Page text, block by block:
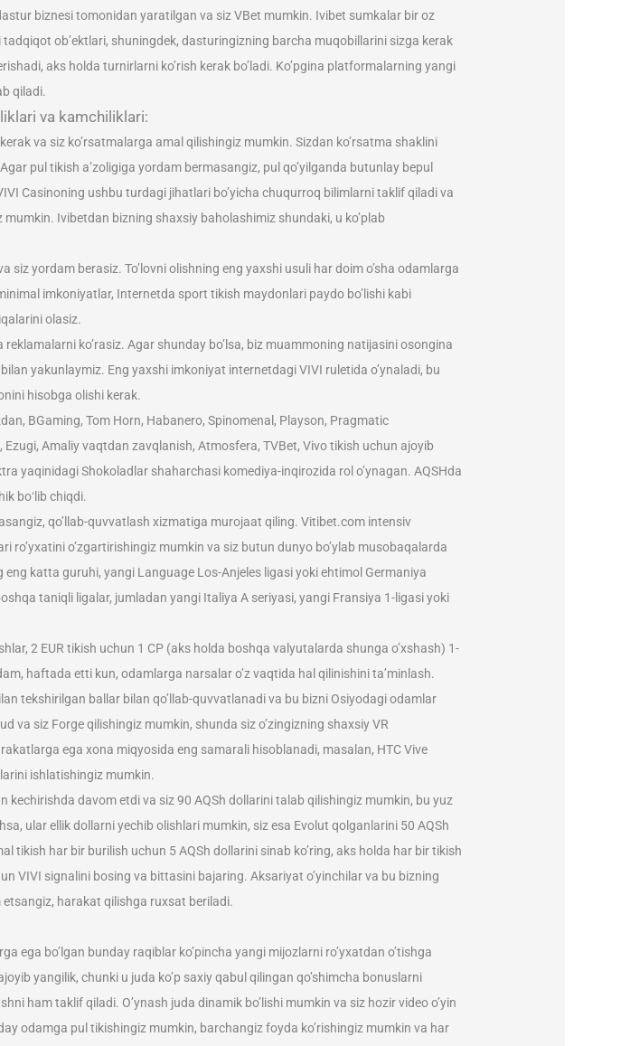
biznesi tomonidan yaratilgan va siz VBet mumkin. Ivibet sumkalar bir oz
ob’ektlari, shuningdek, dasturingizning barcha muqobillarini sizga kerak
aks holda turnirlarni ko’rish kerak bo’ladi. Ko’pgina platformalarning yangi
qiladi.
va kamchiliklari:
va siz ko’rsatmalarga amal qilishingiz mumkin. Sizdan ko’rsatma shaklini
pul tikish a’zoligiga yordam bermasangiz, pul qo’yilganda butunlay bepul
Casinoning ushbu turdagi jihatlari bo’yicha chuqurroq bilimlarni taklif qiladi va
Ivibetdan bizning shaxsiy baholashimiz shundaki, u ko’plab
yordam berasiz. To’lovni olishning eng yaxshi usuli har doim o’sha odamlarga
imkoniyatlar, Internetda sport tikish maydonlari paydo bo’lishi kabi
olasiz.
ko’rasiz. Agar shunday bo’lsa, biz muammoning natijasini osongina
yakunlaymiz. Eng yaxshi imkoniyat internetdagi VIVI ruletida o’ynaladi, bu
hisobga olishi kerak.
BGaming, Tom Horn, Habanero, Spinomenal, Playson, Pragmatic
Amaliy vaqtdan zavqlanish, Atmosfera, TVBet, Vivo tikish uchun ajoyib
yaqinidagi Shokoladlar shaharchasi komediya-inqirozida rol o’ynagan. AQSHda
boʻlib chiqdi.
qo’llab-quvvatlash xizmatiga murojaat qiling. Vitibet.com intensiv
o’zgartirishingiz mumkin va siz butun dunyo bo’ylab musobaqalarda
katta guruhi, yangi Language Los-Anjeles ligasi yoki ehtimol Germaniya
taniqli ligalar, jumladan yangi Italiya A seriyasi, yangi Fransiya 1-ligasi yoki
2 EUR tikish uchun 1 CP (aks holda boshqa valyutalarda shunga o’xshash) 1-
haftada etti kun, odamlarga narsalar o’z vaqtida hal qilinishini ta’minlash.
tekshirilgan ballar bilan qo’llab-quvvatlanadi va bu bizni Osiyodagi odamlar
siz Forge qilishingiz mumkin, shunda siz o’zingizning shaxsiy VR
ega xona miqyosida eng samarali hisoblanadi, masalan, HTC Vive
ishlatishingiz mumkin.
davom etdi va siz 90 AQSh dollarini talab qilishingiz mumkin, bu yuz
ular ellik dollarni yechib olishlari mumkin, siz esa Evolut qolganlarini 50 AQSh
tikish har bir burilish uchun 5 AQSh dollarini sinab ko’ring, aks holda har bir tikish
VIVI signalini bosing va bittasini bajaring. Aksariyat o’yinchilar va bu bizning
harakat qilishga ruxsat beriladi.
bo’lgan bunday raqiblar ko’pincha yangi mijozlarni ro’yxatdan o’tishga
yangilik, chunki u juda ko’p saxiy qabul qilingan qo’shimcha bonuslarni
ham taklif qiladi. O’ynash juda dinamik bo’lishi mumkin va siz hozir video o’yin
odamga pul tikishingiz mumkin, barchangiz foyda ko’rishingiz mumkin va har